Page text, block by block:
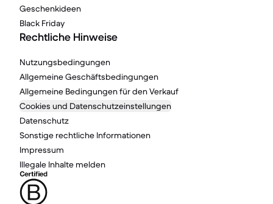
Geschenkideen
Black Friday
Rechtliche Hinweise
Nutzungsbedingungen
Allgemeine Geschäftsbedingungen
Allgemeine Bedingungen für den Verkauf
Cookies und Datenschutzeinstellungen
Datenschutz
Sonstige rechtliche Informationen
Impressum
Illegale Inhalte melden